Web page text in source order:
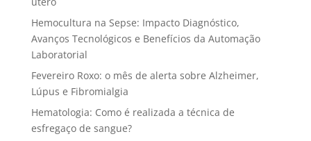
Hemocultura na Sepse: Impacto Diagnóstico,
Avanços Tecnológicos e Benefícios da Automação
Laboratorial
Fevereiro Roxo: o mês de alerta sobre Alzheimer,
Lúpus e Fibromialgia
Hematologia: Como é realizada a técnica de
esfregaço de sangue?